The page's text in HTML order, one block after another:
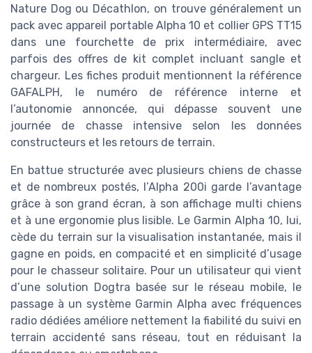
Nature Dog ou Décathlon, on trouve généralement un
pack avec appareil portable Alpha 10 et collier GPS TT15
dans une fourchette de prix intermédiaire, avec
parfois des offres de kit complet incluant sangle et
chargeur. Les fiches produit mentionnent la référence
GAFALPH, le numéro de référence interne et
l’autonomie annoncée, qui dépasse souvent une
journée de chasse intensive selon les données
constructeurs et les retours de terrain.
En battue structurée avec plusieurs chiens de chasse
et de nombreux postés, l’Alpha 200i garde l’avantage
grâce à son grand écran, à son affichage multi chiens
et à une ergonomie plus lisible. Le Garmin Alpha 10, lui,
cède du terrain sur la visualisation instantanée, mais il
gagne en poids, en compacité et en simplicité d’usage
pour le chasseur solitaire. Pour un utilisateur qui vient
d’une solution Dogtra basée sur le réseau mobile, le
passage à un système Garmin Alpha avec fréquences
radio dédiées améliore nettement la fiabilité du suivi en
terrain accidenté sans réseau, tout en réduisant la